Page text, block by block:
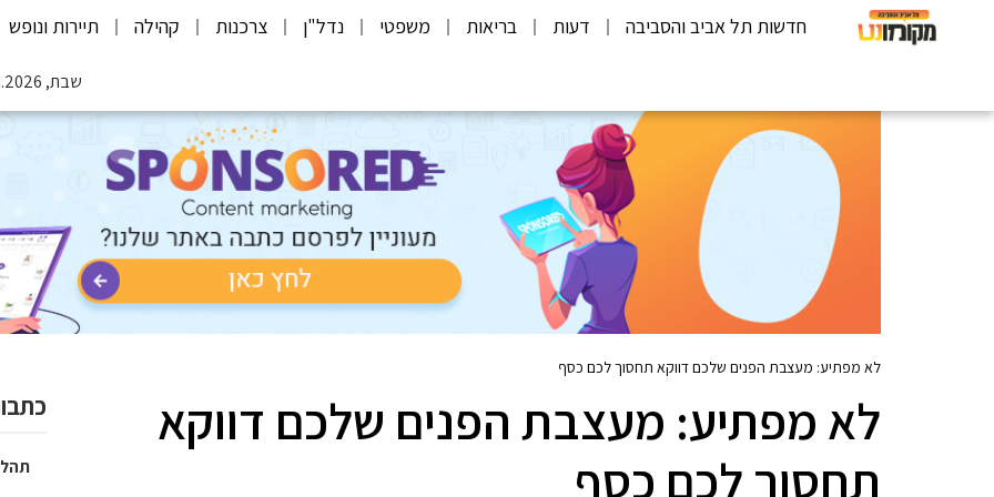
חדשות תל אביב והסביבה דעות בריאות משפטי נדל"ן צרכנות קהילה תיירות ונופש
שבת, 08.08.2026
לא מפתיע: מעצבת הפנים שלכם דווקא תחסוך לכם כסף
לא מפתיע: מעצבת הפנים שלכם דווקא
תחסוך לכם כסף